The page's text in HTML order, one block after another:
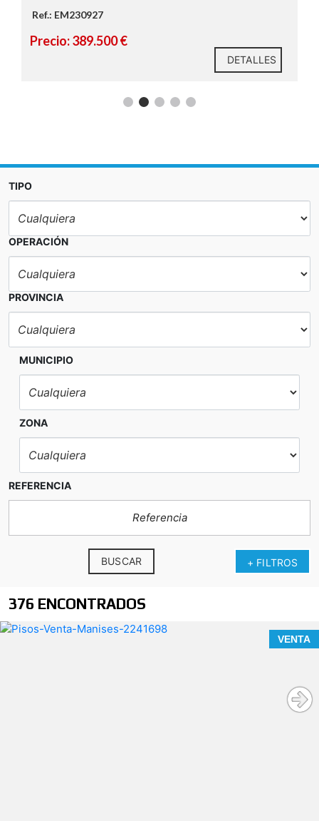
Ref.: EM230927
Precio: 389.500 €
DETALLES
TIPO
OPERACIÓN
PROVINCIA
MUNICIPIO
ZONA
REFERENCIA
+ FILTROS
BUSCAR
376 ENCONTRADOS
VENTA